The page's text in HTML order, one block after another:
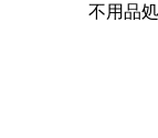
不用品